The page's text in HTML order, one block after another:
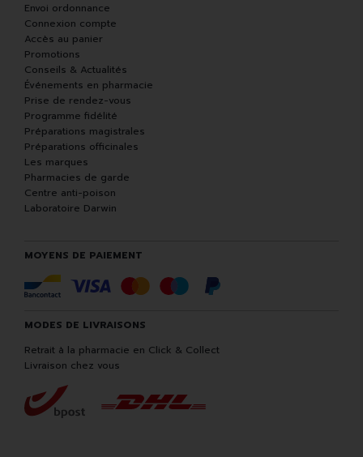
Envoi ordonnance
Connexion compte
Accès au panier
Promotions
Conseils & Actualités
Événements en pharmacie
Prise de rendez-vous
Programme fidélité
Préparations magistrales
Préparations officinales
Les marques
Pharmacies de garde
Centre anti-poison
Laboratoire Darwin
MOYENS DE PAIEMENT
MODES DE LIVRAISONS
Retrait à la pharmacie en Click & Collect
Livraison chez vous